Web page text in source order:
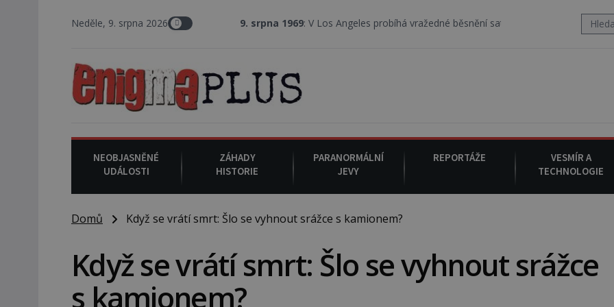
Neděle, 9. srpna 2026 9. srpna 1969: V Los Angeles probíhá vražedné běsnění satanistického gangu vedeného
NEOBJASNĚNÉ
UDÁLOSTI
ZÁHADY
HISTORIE
PARANORMÁLNÍ
JEVY
REPORTÁŽE
VESMÍR A
TECHNOLOGIE
Domů Když se vrátí smrt: Šlo se vyhnout srážce s kamionem?
Když se vrátí smrt: Šlo se vyhnout srážce
s kamionem?